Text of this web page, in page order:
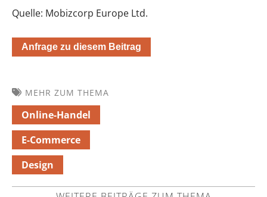
Quelle: Mobizcorp Europe Ltd.
Anfrage zu diesem Beitrag
MEHR ZUM THEMA
Online-Handel
E-Commerce
Design